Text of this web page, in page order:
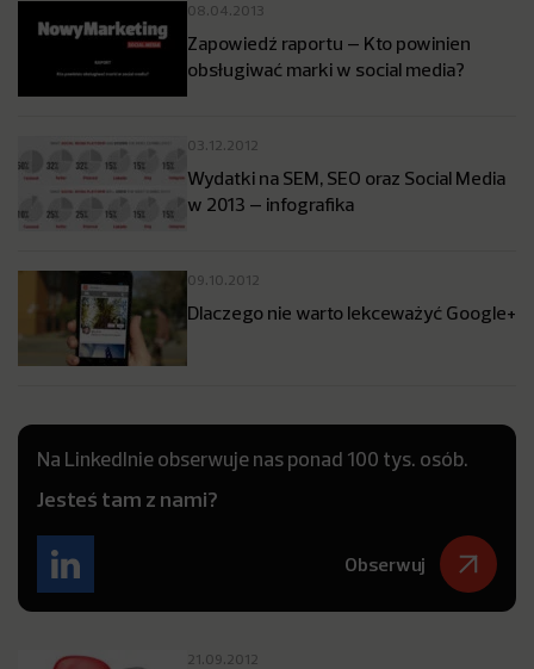
08.04.2013
Zapowiedź raportu – Kto powinien
obsługiwać marki w social media?
03.12.2012
Wydatki na SEM, SEO oraz Social Media
w 2013 – infografika
09.10.2012
Dlaczego nie warto lekceważyć Google+
Na LinkedInie obserwuje nas ponad 100 tys. osób.
Jesteś tam z nami?
Obserwuj
21.09.2012